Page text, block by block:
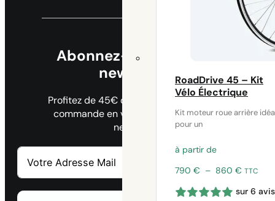
RoadDrive 45 – Kit
Vélo Électrique
Kit moteur roue arrière
pour un
à partir de
790 € – 860 € Plage
prix :
TTC
sur 6 avis
Abonnez-vous à notre
newsletter
Profitez de 45€ de remise sur votre 1ère
commande en vous inscrivant à notre
newsletter